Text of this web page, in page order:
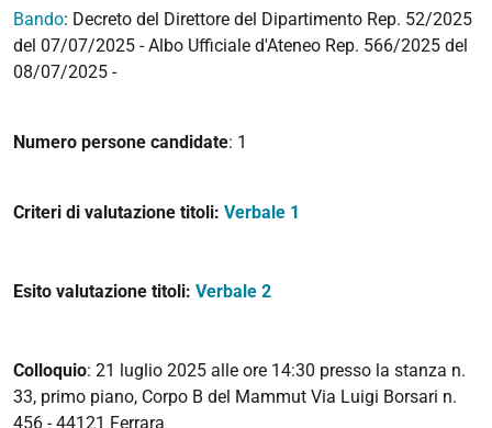
Bando: Decreto del Direttore del Dipartimento Rep. 52/2025
del 07/07/2025 - Albo Ufficiale d'Ateneo Rep. 566/2025 del
08/07/2025 -
Numero persone candidate: 1
Criteri di valutazione titoli: Verbale 1
Esito valutazione titoli: Verbale 2
Colloquio: 21 luglio 2025 alle ore 14:30 presso la stanza n.
33, primo piano, Corpo B del Mammut Via Luigi Borsari n.
456 - 44121 Ferrara